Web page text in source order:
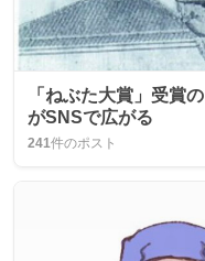
「ねぶた大賞」受賞
がSNSで広がる
241件のポスト